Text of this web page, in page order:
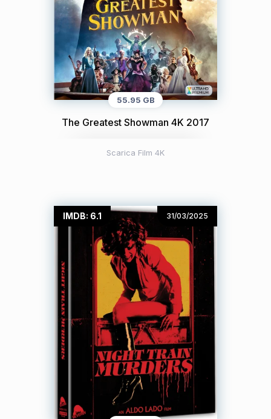
55.95 GB
The Greatest Showman 4K 2017
Scarica Film 4K
IMDB: 6.1 31/03/2025